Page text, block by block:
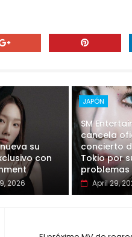
su
con
2026
JAPÓN
SM
cancela
concierto
Tokio por
problemas
April 29,